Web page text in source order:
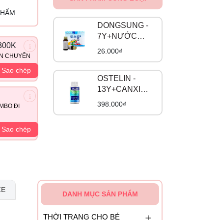
CHUYỂN
Sao chép
ĐI
Sao chép
DONGSUNG -
7Y+NƯỚC
UỐNG CHỐNG
HÀN QUỐC
26.000₫
OSTELIN -
13Y+CANXI
BẦU CALCIUM
398.000₫
DANH MỤC SẢN PHẨM
THỜI TRANG CHO BÉ